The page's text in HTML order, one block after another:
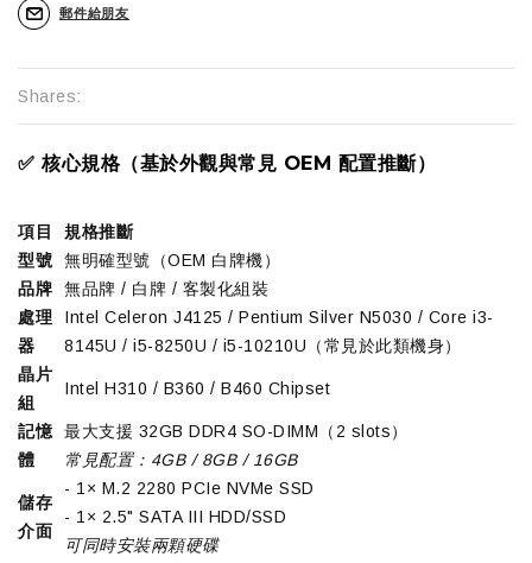
郵件給朋友
Shares:
✅ 核心規格（基於外觀與常見 OEM 配置推斷）
項目
規格推斷
型號
無明確型號（OEM 白牌機）
品牌
無品牌 / 白牌 / 客製化組裝
處理
器
Intel Celeron J4125 / Pentium Silver N5030 / Core i3-
8145U / i5-8250U / i5-10210U（常見於此類機身）
晶片
組
Intel H310 / B360 / B460 Chipset
記憶
體
最大支援 32GB DDR4 SO-DIMM（2 slots）
常見配置：4GB / 8GB / 16GB
儲存
介面
- 1× M.2 2280 PCIe NVMe SSD
- 1× 2.5" SATA III HDD/SSD
可同時安裝兩顆硬碟